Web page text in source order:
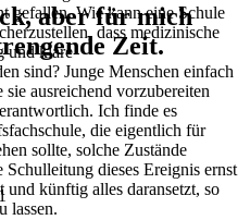
gefallen. Wie kann eine Schule
dass medizinische
und klare
sind? Junge Menschen einfach
ausreichend vorzubereiten
Ich finde es
die eigentlich für
sollte, solche Zustände
Schulleitung dieses Ereignis ernst
künftig alles daransetzt, so
lassen.
aber für mich
Zeit.